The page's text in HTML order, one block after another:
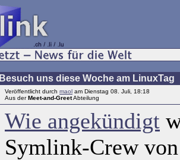
Besuch uns diese Woche am LinuxTag
Veröffentlicht durch maol am Dienstag 08. Juli, 18:18
Aus derMeet-and-GreetAbteilung
Wie angekündigt
Symlink-Crew